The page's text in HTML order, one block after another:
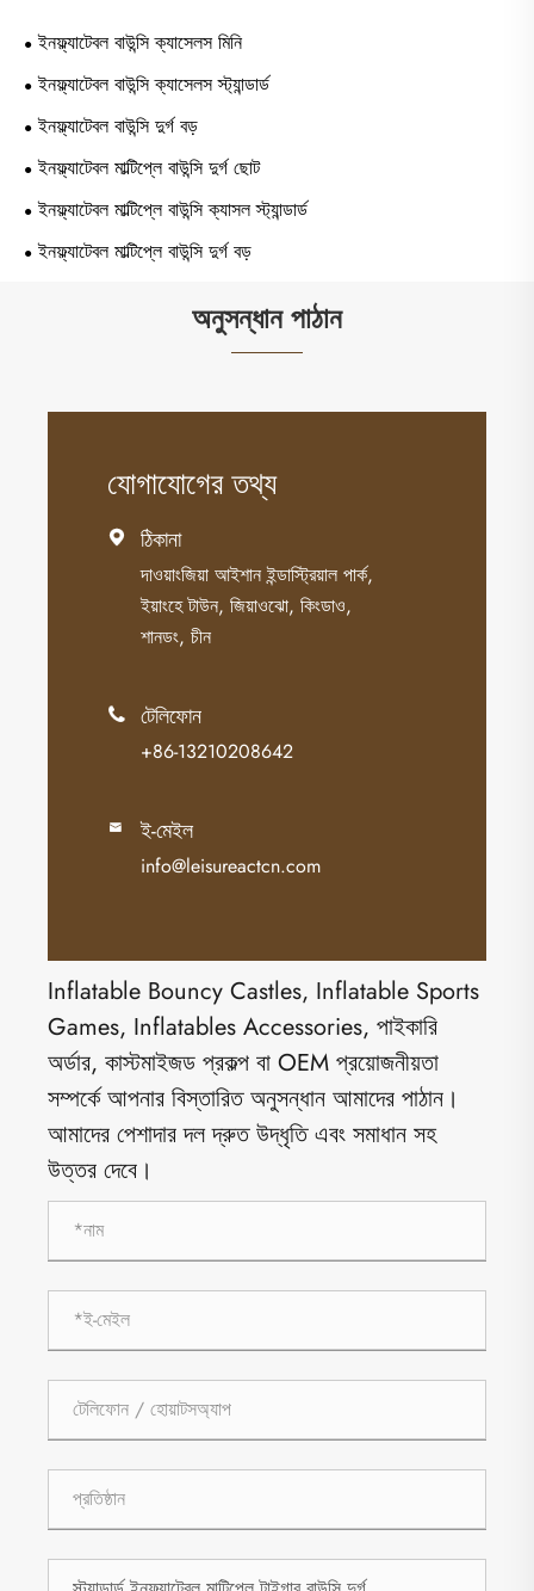
ইনফ্ল্যাটেবল বাউন্সি ক্যাসেলস মিনি
ইনফ্ল্যাটেবল বাউন্সি ক্যাসেলস স্ট্যান্ডার্ড
ইনফ্ল্যাটেবল বাউন্সি দুর্গ বড়
ইনফ্ল্যাটেবল মাল্টিপ্লে বাউন্সি দুর্গ ছোট
ইনফ্ল্যাটেবল মাল্টিপ্লে বাউন্সি ক্যাসল স্ট্যান্ডার্ড
ইনফ্ল্যাটেবল মাল্টিপ্লে বাউন্সি দুর্গ বড়
অনুসন্ধান পাঠান
যোগাযোগের তথ্য
 ঠিকানা
দাওয়াংজিয়া আইশান ইন্ডাস্ট্রিয়াল পার্ক,
ইয়াংহে টাউন, জিয়াওঝো, কিংডাও,
শানডং, চীন
 টেলিফোন
+86-13210208642
 ই-মেইল
info@leisureactcn.com
Inflatable Bouncy Castles, Inflatable Sports
Games, Inflatables Accessories, পাইকারি
অর্ডার, কাস্টমাইজড প্রকল্প বা OEM প্রয়োজনীয়তা
সম্পর্কে আপনার বিস্তারিত অনুসন্ধান আমাদের পাঠান।
আমাদের পেশাদার দল দ্রুত উদ্ধৃতি এবং সমাধান সহ
উত্তর দেবে।